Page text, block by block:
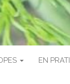
EN